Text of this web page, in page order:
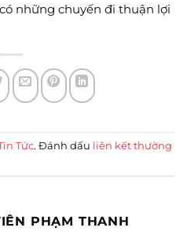
những chuyến đi thuận lợi
Tức. Đánh dấu liên kết thường
PHẠM THANH